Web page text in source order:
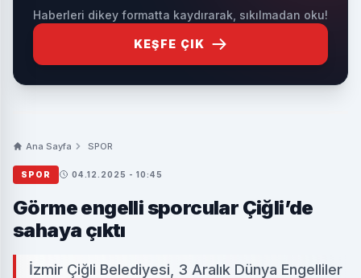
Haberleri dikey formatta kaydırarak, sıkılmadan oku!
KEŞFE ÇIK
Ana Sayfa SPOR
SPOR 04.12.2025 - 10:45
Görme engelli sporcular Çiğli’de
sahaya çıktı
İzmir Çiğli Belediyesi, 3 Aralık Dünya Engelliler